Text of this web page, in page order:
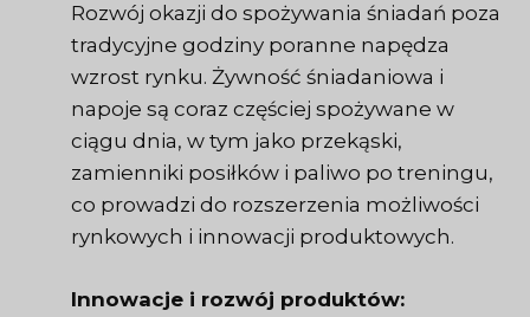
Rozwój okazji do spożywania śniadań poza
tradycyjne godziny poranne napędza
wzrost rynku. Żywność śniadaniowa i
napoje są coraz częściej spożywane w
ciągu dnia, w tym jako przekąski,
zamienniki posiłków i paliwo po treningu,
co prowadzi do rozszerzenia możliwości
rynkowych i innowacji produktowych.
Innowacje i rozwój produktów: